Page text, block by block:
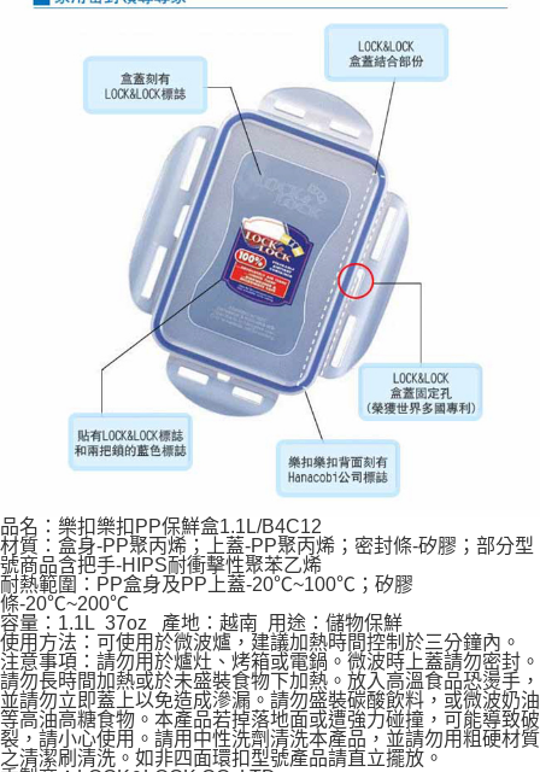
品名：樂扣樂扣PP保鮮盒1.1L/B4C12
材質：盒身-PP聚丙烯；上蓋-PP聚丙烯；密封條-矽膠；部分型
號商品含把手-HIPS耐衝擊性聚苯乙烯
耐熱範圍：PP盒身及PP上蓋-20℃~100℃；矽膠
條-20℃~200℃
容量：1.1L 37oz 產地：越南 用途：儲物保鮮
使用方法：可使用於微波爐，建議加熱時間控制於三分鐘內。
注意事項：請勿用於爐灶、烤箱或電鍋。微波時上蓋請勿密封。
請勿長時間加熱或於未盛裝食物下加熱。放入高溫食品恐燙手，
並請勿立即蓋上以免造成滲漏。請勿盛裝碳酸飲料，或微波奶油
等高油高糖食物。本產品若掉落地面或遭強力碰撞，可能導致破
裂，請小心使用。請用中性洗劑清洗本產品，並請勿用粗硬材質
之清潔刷清洗。如非四面環扣型號產品請直立擺放。